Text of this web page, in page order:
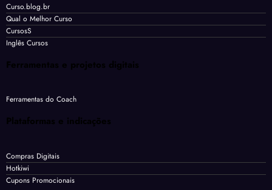
Curso.blog.br
Qual o Melhor Curso
CursosS
Inglês Cursos
Ferramentas e projetos digitais
Ferramentas do Coach
Plataformas e indicações
Compras Digitais
Hotkiwi
Cupons Promocionais